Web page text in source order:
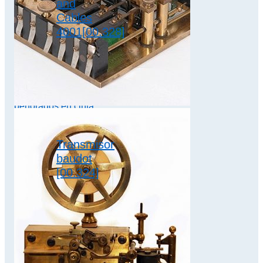
and
Cables
4001[00.328]
Este transmisor se
utilizó en la
perforados en cinta
perforadoras…
sistema baudot
Transmisor
baudot
[00.324]
Baudot refinó los
magnéticos de los
electroimanes
reduciendo en lo
posible las
inducciones